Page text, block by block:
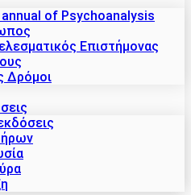
annual of Psychoanalysis
Επιστήμονας
Δρόμοι